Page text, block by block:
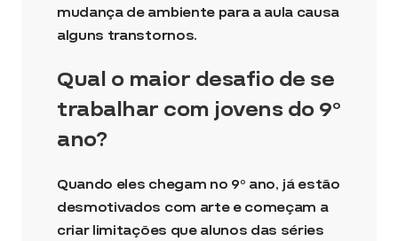
mudança de ambiente para a aula causa
alguns transtornos.
Qual o maior desafio de se
trabalhar com jovens do 9º
ano?
Quando eles chegam no 9º ano, já estão
desmotivados com arte e começam a
criar limitações que alunos das séries